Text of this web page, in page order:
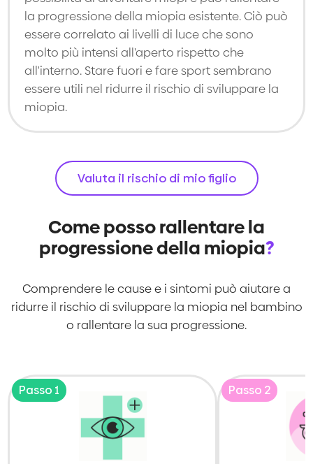
la progressione della miopia esistente. Ciò può
essere correlato ai livelli di luce che sono
molto più intensi all'aperto rispetto che
all'interno. Stare fuori e fare sport sembrano
essere utili nel ridurre il rischio di sviluppare la
miopia.
Valuta il rischio di mio figlio
Come posso rallentare la
progressione della miopia?
Comprendere le cause e i sintomi può aiutare a
ridurre il rischio di sviluppare la miopia nel bambino
o rallentare la sua progressione.
Passo 1 Passo 2